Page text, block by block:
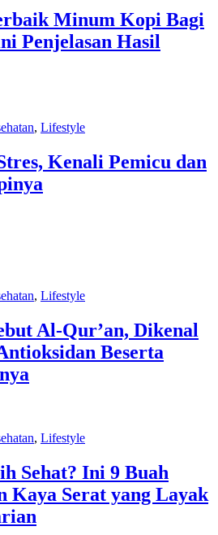
Minum Kopi Bagi
Penjelasan Hasil
, Lifestyle
Kenali Pemicu dan
, Lifestyle
Al-Qur’an, Dikenal
Beserta
, Lifestyle
Sehat? Ini 9 Buah
Kaya Serat yang Layak